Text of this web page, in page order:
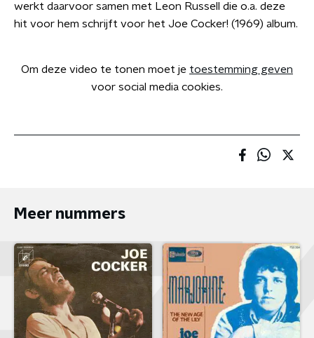
werkt daarvoor samen met Leon Russell die o.a. deze
hit voor hem schrijft voor het Joe Cocker! (1969) album.
Om deze video te tonen moet je toestemming geven
voor social media cookies.
Meer nummers